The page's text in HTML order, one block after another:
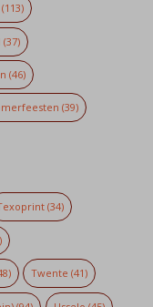
(113)
(37)
(46)
(39)
(34)
Twente (41)